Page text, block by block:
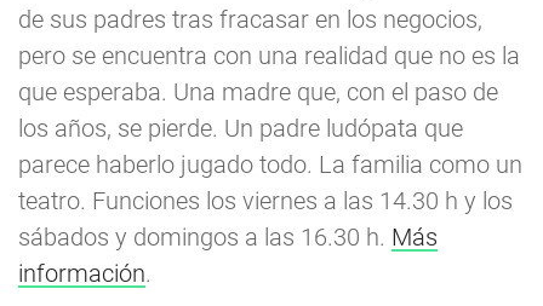
de sus padres tras fracasar en los negocios,
pero se encuentra con una realidad que no es la
que esperaba. Una madre que, con el paso de
los años, se pierde. Un padre ludópata que
parece haberlo jugado todo. La familia como un
teatro. Funciones los viernes a las 14.30 h y los
sábados y domingos a las 16.30 h. Más
información.